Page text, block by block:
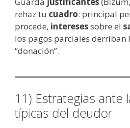
rehaz tu cuadro: principal
procede, interesessobre el
los pagos parciales derriban
“donación”.
11) Estrategias ante
típicas del deudor